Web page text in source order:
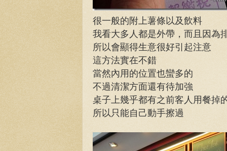
很一般的附上薯條以及飲料
我看大多人都是外帶，而且因為
所以會顯得生意很好引起注意
這方法實在不錯
當然內用的位置也蠻多的
不過清潔方面還有待加強
桌子上幾乎都有之前客人用餐掉
所以只能自己動手擦過